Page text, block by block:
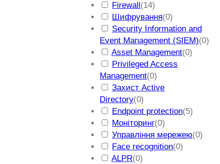
Firewall (14)
Шифрування(0)
Security Information and
Event Management (SIEM)(0)
Asset Management(0)
Privileged Access
Management(0)
Захист Active
Directory(0)
Endpoint protection(5)
Моніторинг(0)
Управління мережею(0)
Face recognition(0)
ALPR(0)